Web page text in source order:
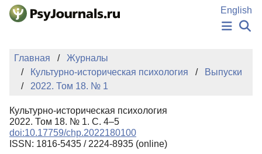
Перейти к основному содержанию
English
НОВОСТИ
КЛЮЧЕВЫЕ СЛОВА
Регистрация
Главная
Журналы
Культурно-историческая психология
Выпуски
2022. Том 18. № 1
Культурно-историческая психология
2022. Том 18. № 1. С. 4–5
doi:10.17759/chp.2022180100
ISSN: 1816-5435 / 2224-8935 (online)